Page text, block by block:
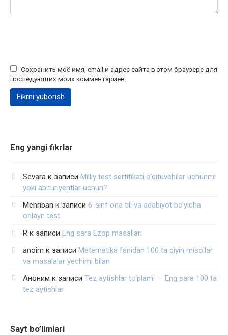
Сохранить моё имя, email и адрес сайта в этом браузере для
последующих моих комментариев.
Eng yangi fikrlar
Sevara к записи Milliy test sertifikati o‘qituvchilar uchunmi
yoki abituriyentlar uchun?
Mehriban к записи 6-sinf ona tili va adabiyot bo‘yicha
onlayn test
R к записи Eng sara Ezop masallari
anoim к записи Matematika fanidan 100 ta qiyin misollar
va masalalar yechimi bilan
Аноним к записи Tez aytishlar to‘plami — Eng sara 100 ta
tez aytishlar
Sayt bo’limlari